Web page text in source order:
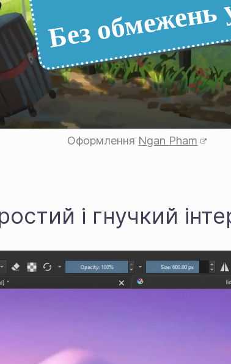
Оформлення Ngan Pham
і гнучкий